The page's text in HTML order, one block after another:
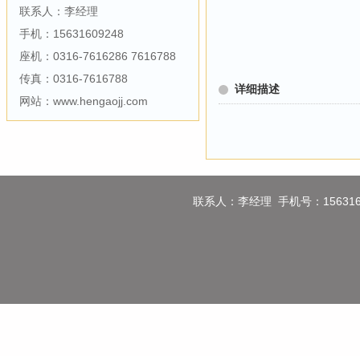
联系人：李经理
手机：15631609248
座机：0316-7616286 7616788
传真：0316-7616788
网站：www.hengaojj.com
详细描述
联系人：李经理 手机号：